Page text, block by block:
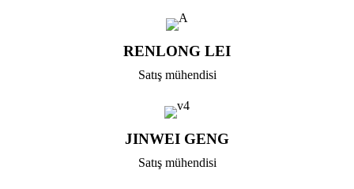
RENLONG LEI
Satış mühendisi
JINWEI GENG
Satış mühendisi